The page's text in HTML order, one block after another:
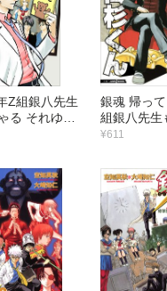
Z組銀八先生
る それゆけ
会
銀魂 帰っ
組銀八先生
ーンズ 冷血
¥611